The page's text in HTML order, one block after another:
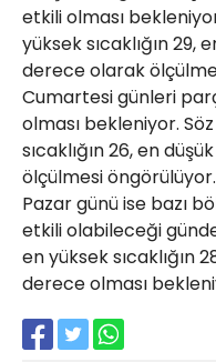
etkili olması
yüksek sıcaklığın 29,
derece olarak
Cumartesi günleri
olması bekleniyor.
sıcaklığın 26, en
ölçülmesi
Pazar günü ise bazı
etkili olabileceği
en yüksek sıcaklığın
derece olması